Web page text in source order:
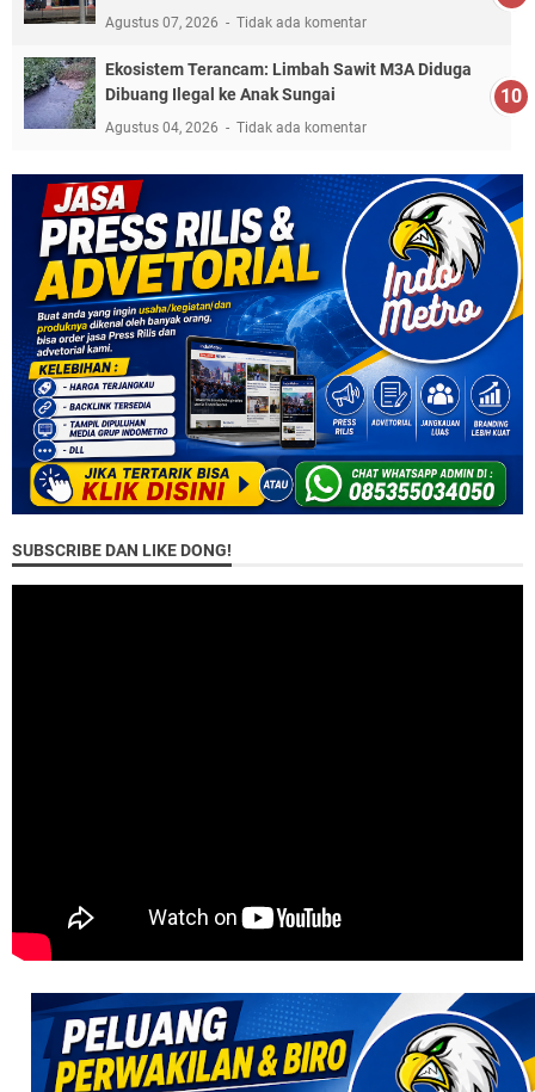
Agustus 07, 2026 Tidak ada komentar
Ekosistem Terancam: Limbah Sawit M3A Diduga
Dibuang Ilegal ke Anak Sungai
Agustus 04, 2026 Tidak ada komentar
SUBSCRIBE DAN LIKE DONG!